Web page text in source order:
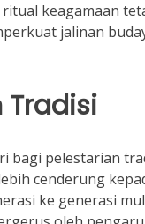
keagamaan
jalinan
pelestarian
cenderung
ke generasi